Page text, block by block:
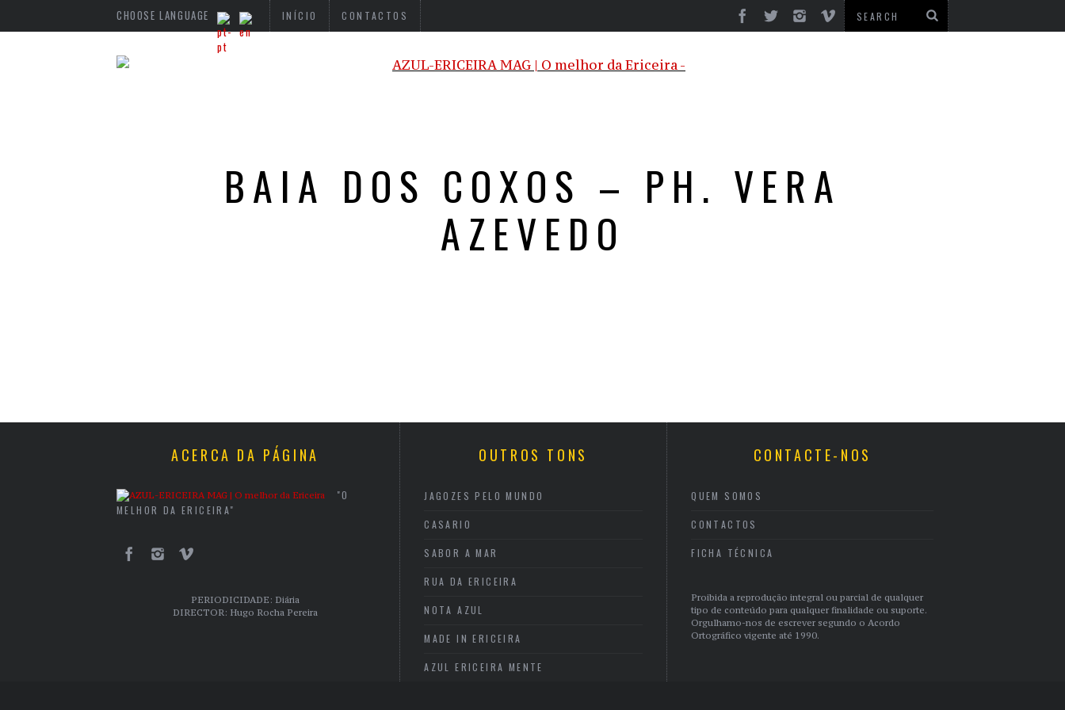
CHOOSE LANGUAGE INÍCIO CONTACTOS
BAIA DOS COXOS – PH. VERA
AZEVEDO
ACERCA DA PÁGINA
"O
MELHOR DA ERICEIRA"
PERIODICIDADE: Diária
DIRECTOR: Hugo Rocha Pereira
OUTROS TONS
JAGOZES PELO MUNDO
CASARIO
SABOR A MAR
RUA DA ERICEIRA
NOTA AZUL
MADE IN ERICEIRA
AZUL ERICEIRA MENTE
CONTACTE-NOS
QUEM SOMOS
CONTACTOS
FICHA TÉCNICA
Proibida a reprodução integral ou parcial de qualquer
tipo de conteúdo para qualquer finalidade ou suporte.
Orgulhamo-nos de escrever segundo o Acordo
Ortográfico vigente até 1990.